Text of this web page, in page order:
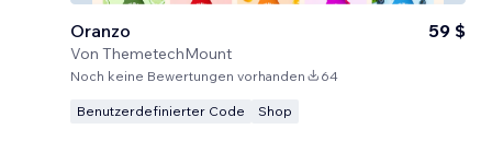
Oranzo
Von ThemetechMount
59 $
Noch keine Bewertungen vorhanden 64
Benutzerdefinierter Code Shop